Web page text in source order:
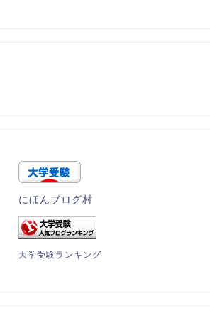
にほんブログ村
大学受験ランキング